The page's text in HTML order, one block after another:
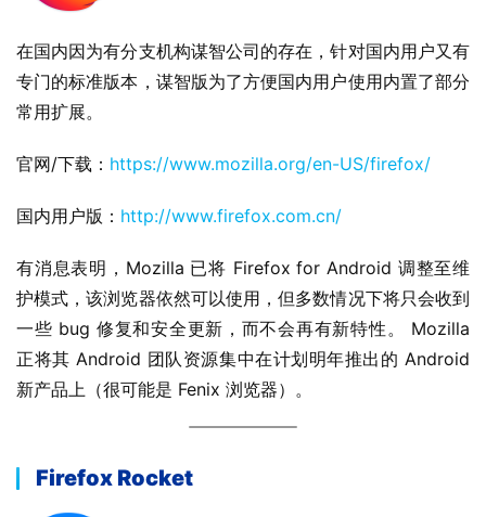
在国内因为有分支机构谋智公司的存在，针对国内用户又有
专门的标准版本，谋智版为了方便国内用户使用内置了部分
常用扩展。
官网/下载： https://www.mozilla.org/en-US/firefox/
国内用户版： http://www.firefox.com.cn/
有消息表明，Mozilla 已将 Firefox for Android 调整至维
护模式，该浏览器依然可以使用，但多数情况下将只会收到
一些 bug 修复和安全更新，而不会再有新特性。 Mozilla
正将其 Android 团队资源集中在计划明年推出的 Android
新产品上（很可能是 Fenix 浏览器）。
Firefox Rocket